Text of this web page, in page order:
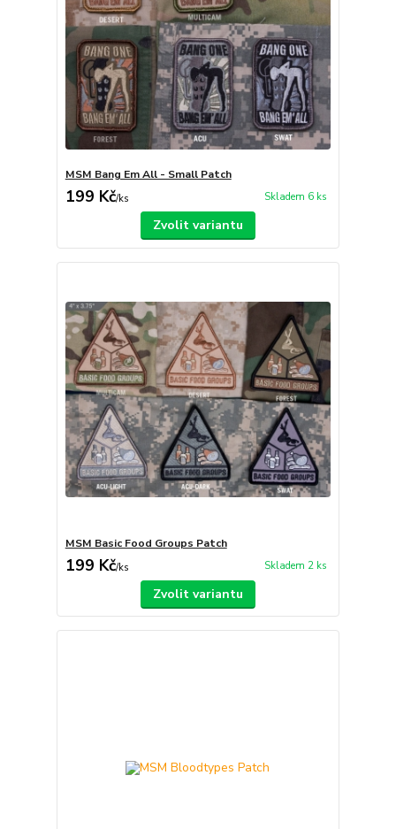
MSM Bang Em All - Small Patch
199 Kč/ks Skladem 6 ks
Zvolit variantu
MSM Basic Food Groups Patch
199 Kč/ks Skladem 2 ks
Zvolit variantu